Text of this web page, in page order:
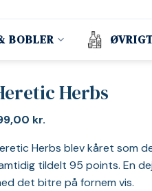
BOBLER
Herbs
kr.
Herbs blev kåret som
tildelt 95 points. En
det bitre på fornem vis.